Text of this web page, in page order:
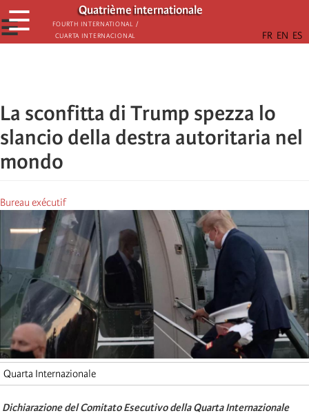
Skip
to
main
Quatrième internationale
Fourth International /
Cuarta Internacional
☰
☰
La sconfitta di Trump spezza lo
slancio della destra autoritaria nel
mondo
Bureau exécutif
Quarta Internazionale
Dichiarazione del Comitato Esecutivo della Quarta Internazionale